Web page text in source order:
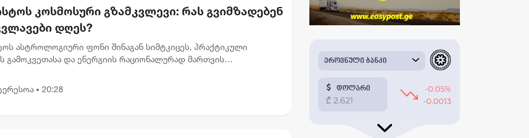
კოსმოსური გზამკვლევი: რას გვიმზადებენ
დღეს?
ასტროლოგიური ფონი შინაგან სიმტკიცეს, პრაქტიკული
გამოკვეთასა და ენერგიის რაციონალურად მართვის
საქმე...
• 20:28